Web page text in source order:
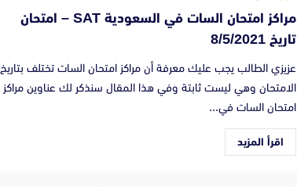
مراكز امتحان السات في السعودية SAT – امتحان
تاريخ 8/5/2021
عزيزي الطالب يجب عليك معرفة أن مراكز امتحان السات تختلف بتاريخ
الامتحان وهي ليست ثابتة وفي هذا المقال سنذكر لك عناوين مراكز
امتحان السات في...
اقرأ المزيد